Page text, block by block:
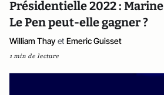
Présidentielle 2022 : Marine
Le Pen peut-elle gagner ?
William Thay et Emeric Guisset
1 min de lecture